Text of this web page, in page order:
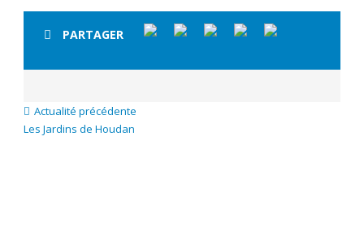
PARTAGER
Actualité précédente
Les Jardins de Houdan